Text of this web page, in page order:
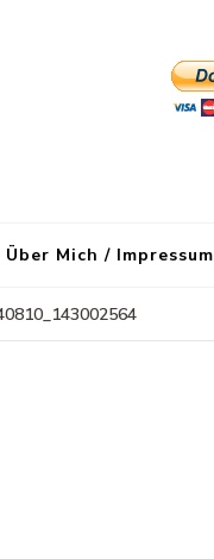
Über Mich / Impressum